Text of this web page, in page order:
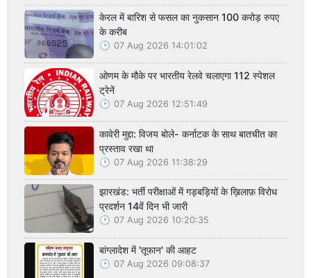
केरल में बारिश से फसल का नुकसान 100 करोड़ रुपए
के करीब
07 Aug 2026 14:01:02
ओणम के मौके पर भारतीय रेलवे चलाएगा 112 स्पेशल
ट्रेनें
07 Aug 2026 12:51:49
कावेरी मुद्दा: विजय बोले- कर्नाटक के साथ बातचीत का
प्रस्ताव रखा था
07 Aug 2026 11:38:29
झारखंड: भर्ती परीक्षाओं में गड़बड़ियों के ख़िलाफ़ विरोध
प्रदर्शन 14वें दिन भी जारी
07 Aug 2026 10:20:35
बांग्लादेश में 'तूफान' की आहट
07 Aug 2026 09:08:37